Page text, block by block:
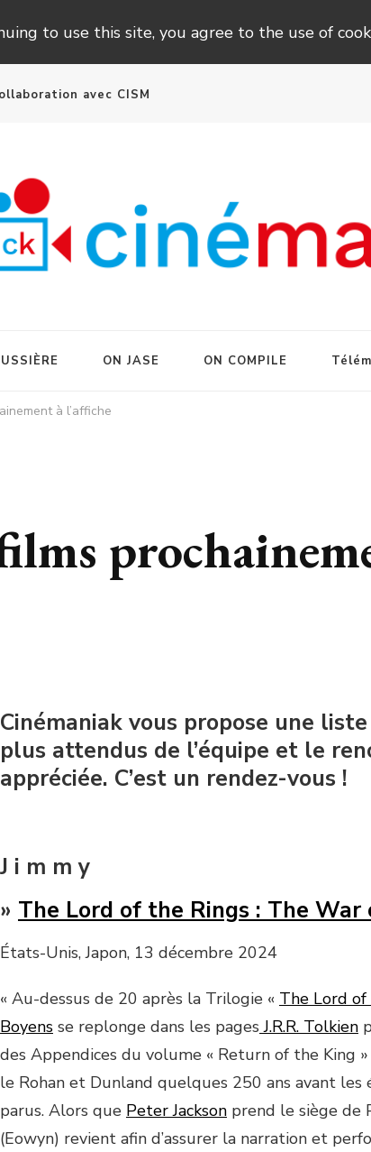
to use this site, you agree to the use of
avec CISM
ON JASE ON COMPILE
à l’affiche
Cinémaniak vous propose une
plus attendus de l’équipe et le
appréciée. C’est un rendez-vous !
J i m m y
» The Lord of the Rings : The
États-Unis, Japon, 13 décembre 2024
« Au-dessus de 20 après la Trilogie « The Lord
Boyensse replonge dans les pages J.R.R. Tolkien
des Appendices du volume « Return of the King
le Rohan et Dunland quelques 250 ans avant
parus. Alors que Peter Jacksonprend le siège de
(Eowyn) revient afin d’assurer la narration et